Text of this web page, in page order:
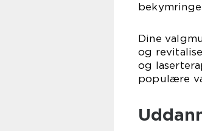
Dine
og
og
populære